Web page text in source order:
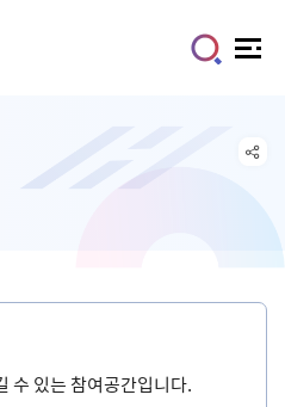
수 있는 참여공간입니다.